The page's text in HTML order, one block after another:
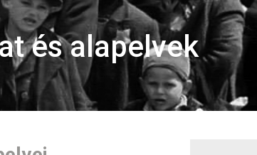
Kutatási projektek
Videóforrások
Rangidős kutatók
és alapelvek